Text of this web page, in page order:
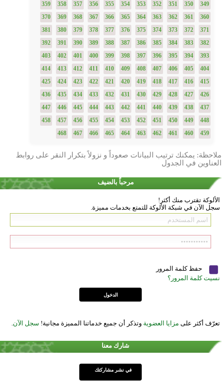
349
350
351
352
353
354
355
356
357
358
359
360
361
362
363
364
365
366
367
368
369
370
371
372
373
374
375
376
377
378
379
380
381
382
383
384
385
386
387
388
389
390
391
392
393
394
395
396
397
398
399
400
401
402
403
404
405
406
407
408
409
410
411
412
413
414
415
416
417
418
419
420
421
422
423
424
425
426
427
428
429
430
431
432
433
434
435
436
437
438
439
440
441
442
443
444
445
446
447
448
449
450
451
452
453
454
455
456
457
458
459
460
461
462
463
464
465
466
467
468
ملاحظة: يمكنك ترتيب البيانات صعوداً و نزولاً بتكرار النقر على روابط
العناوين في الجدول
مرحباً بالضيف
الألوكة تقترب منك أكثر!
سجل الآن في شبكة الألوكة للتمتع بخدمات مميزة.
حفظ كلمة المرور
نسيت كلمة المرور؟
تعرّف أكثر على مزايا العضوية وتذكر أن جميع خدماتنا المميزة مجانية! سجل الآن.
شارك معنا
في نشر مشاركتك